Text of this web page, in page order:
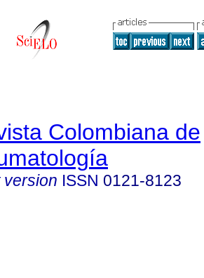
Colombiana de
version ISSN 0121-8123